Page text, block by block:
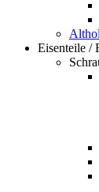
Eisenteile /